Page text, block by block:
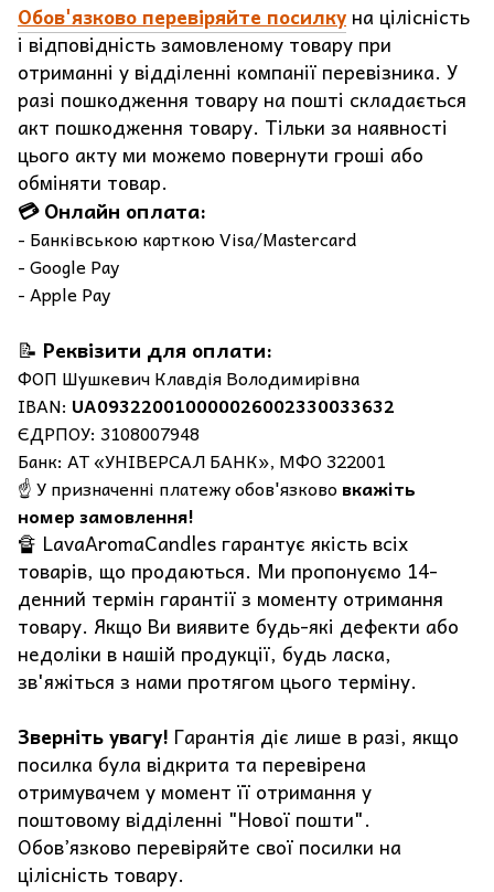
Обов'язково перевіряйте посилку на цілісність
і відповідність замовленому товару при
отриманні у відділенні компанії перевізника. У
разі пошкодження товару на пошті складається
акт пошкодження товару. Тільки за наявності
цього акту ми можемо повернути гроші або
обміняти товар.
💳 Онлайн оплата:
- Банківською карткою Visa/Mastercard
- Google Pay
- Apple Pay
📝 Реквізити для оплати:
ФОП Шушкевич Клавдія Володимирівна
IBAN: UA093220010000026002330033632
ЄДРПОУ: 3108007948
Банк: АТ «УНІВЕРСАЛ БАНК», МФО 322001
☝️ У призначенні платежу обов'язково вкажіть
номер замовлення!
🔏 LavaAromaCandles гарантує якість всіх
товарів, що продаються. Ми пропонуємо 14-
денний термін гарантії з моменту отримання
товару. Якщо Ви виявите будь-які дефекти або
недоліки в нашій продукції, будь ласка,
зв'яжіться з нами протягом цього терміну.
Зверніть увагу! Гарантія діє лише в разі, якщо
посилка була відкрита та перевірена
отримувачем у момент її отримання у
поштовому відділенні "Нової пошти".
Обов’язково перевіряйте свої посилки на
цілісність товару.